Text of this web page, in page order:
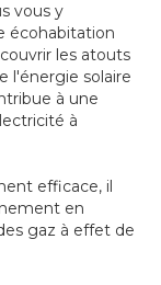
vous y
écohabitation
les atouts
l'énergie solaire
à une
à
efficace, il
en
gaz à effet de